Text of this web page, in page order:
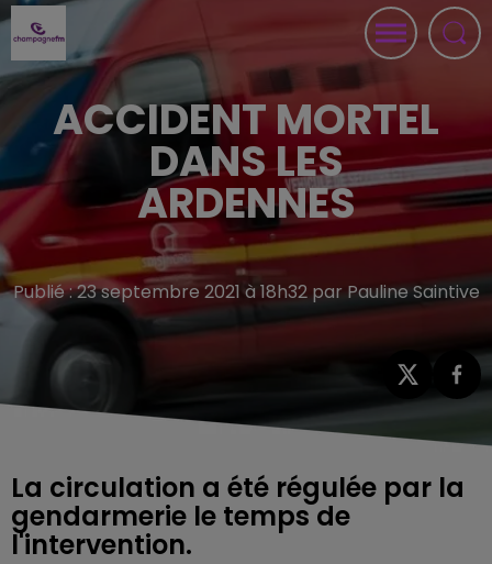
ACCIDENT MORTEL
DANS LES
ARDENNES
Publié : 23 septembre 2021 à 18h32 par Pauline Saintive
La circulation a été régulée par la
gendarmerie le temps de
l'intervention.